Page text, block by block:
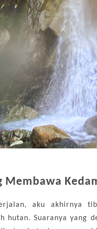
Membawa
aku akhirnya
hutan. Suaranya yang